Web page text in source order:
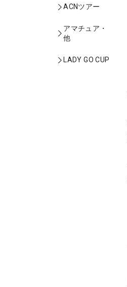
ACNツアー
アマチュア・
他
LADY GO CUP